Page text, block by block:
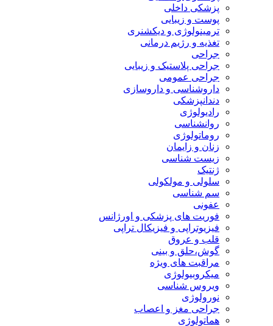
پزشکی داخلی
پوست و زیبایی
ترمینولوژی و دیکشنری
تغذیه و رژیم درمانی
جراحی
جراحی پلاستیک و زیبایی
جراحی عمومی
داروشناسی و داروسازی
دندانپزشکی
رادیولوژی
روانشناسی
روماتولوژی
زنان و زایمان
زیست شناسی
ژنتیک
سلولی و مولکولی
سم شناسی
عفونی
فوریت های پزشکی و اورژانس
فیزیوتراپی و فیزیکال تراپی
قلب و عروق
گوش،حلق و بینی
مراقبت های ویژه
میکروبیولوژی
ویروس شناسی
نورولوژی
جراحی مغز و اعصاب
هماتولوژی